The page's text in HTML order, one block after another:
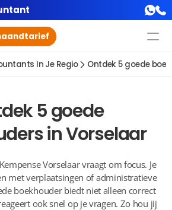
In Je Regio Ontdek 5 goede
5 goede
in Vorselaar
Vorselaar vraagt om focus. Je
met verplaatsingen of administratieve
boekhouder biedt niet alleen correct
ook snel op je vragen. Zo hou jij